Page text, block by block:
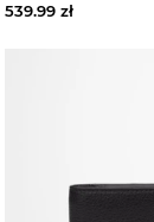
539.99 zł